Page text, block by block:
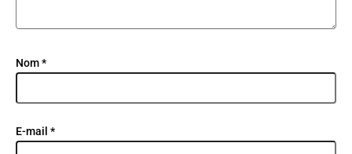
Nom*
E-mail *